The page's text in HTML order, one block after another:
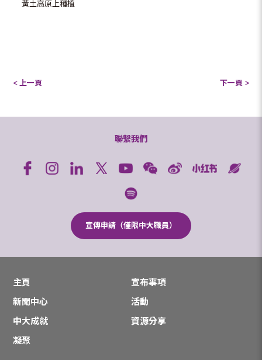
黃土高原上種植
< 上一頁 下一頁 >
聯繫我們
宣傳申請（僅限中大職員）
主頁
宣布事項
新聞中心
活動
中大成就
資源分享
凝聚